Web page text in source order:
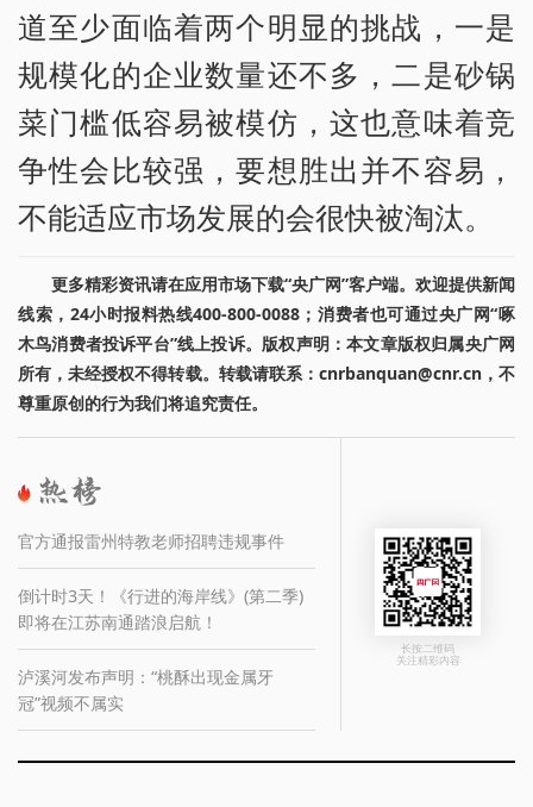
道至少面临着两个明显的挑战，一是
规模化的企业数量还不多，二是砂锅
菜门槛低容易被模仿，这也意味着竞
争性会比较强，要想胜出并不容易，
不能适应市场发展的会很快被淘汰。
更多精彩资讯请在应用市场下载“央广网”客户端。欢迎提供新闻
线索，24小时报料热线400-800-0088；消费者也可通过央广网“啄
木鸟消费者投诉平台”线上投诉。版权声明：本文章版权归属央广网
所有，未经授权不得转载。转载请联系：cnrbanquan@cnr.cn，不
尊重原创的行为我们将追究责任。
官方通报雷州特教老师招聘违规事件
倒计时3天！《行进的海岸线》(第二季)
即将在江苏南通踏浪启航！
泸溪河发布声明：“桃酥出现金属牙
冠”视频不属实
长按二维码
关注精彩内容